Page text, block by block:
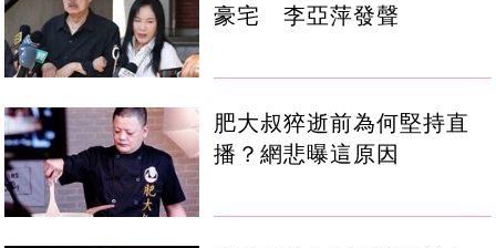
豪宅 李亞萍發聲
肥大叔猝逝前為何堅持直
播？網悲曝這原因